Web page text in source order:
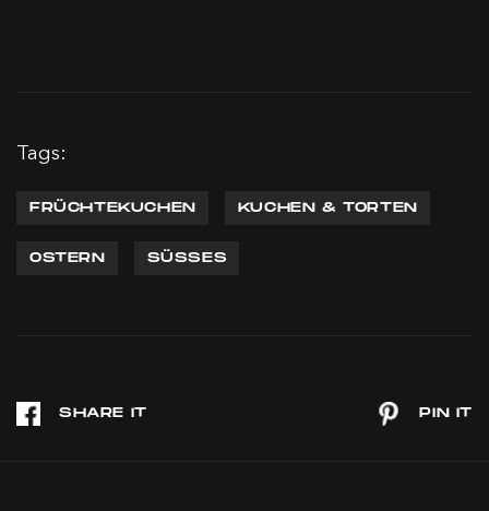
Tags:
FRÜCHTEKUCHEN KUCHEN & TORTEN
OSTERN SÜSSES